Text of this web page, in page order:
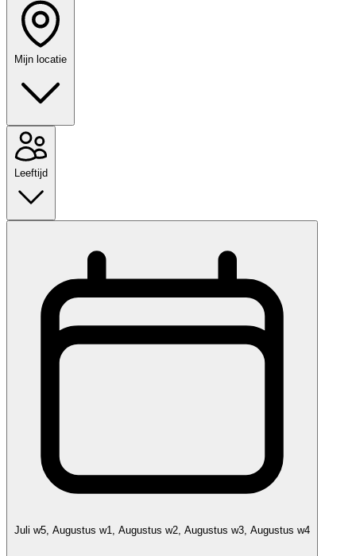
Mijn locatie
Leeftijd
Juli w5, Augustus w1, Augustus w2, Augustus w3, Augustus w4